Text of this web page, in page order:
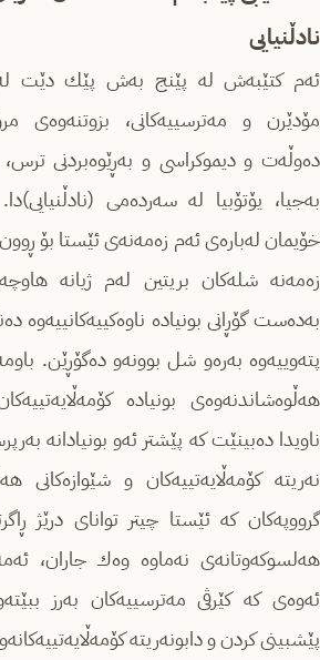
نادڵنیایی
ئەم كتێبەش لە پێنج بەش پێك دێت
مۆدێرن و مەترسییەكانی، بزوتنەوەی
دەوڵەت و دیموكراسی و بەڕێوەبردنی
بەجیا، یۆتۆبیا لە سەردەمی
خۆیمان لەبارەی ئەم زەمەنەی ئێستا بۆ
زەمەنە شلەكان بریتین لەم ژیانە
بەدەست گۆڕانی بونیادە ناوەكییەكانییەوە
پتەوییەوە بەرەو شل بوونەو دەگۆڕێن.
ھەڵوەشاندنەوەی بونیادە
ناویدا دەبینێت كە پێشتر ئەو بونیادانە
نەریتە كۆمەڵایەتییەكان و شێوازەكانی
گرووپەكان كە ئێستا چیتر توانای درێژ
ھەلسوكەوتانەی نەماوە وەك جاران،
ئەوەی كە كێرڤی مەترسییەكان بەرز
پێشبینی كردن و دابونەریتە